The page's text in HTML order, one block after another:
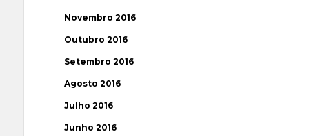
Novembro 2016
Outubro 2016
Setembro 2016
Agosto 2016
Julho 2016
Junho 2016